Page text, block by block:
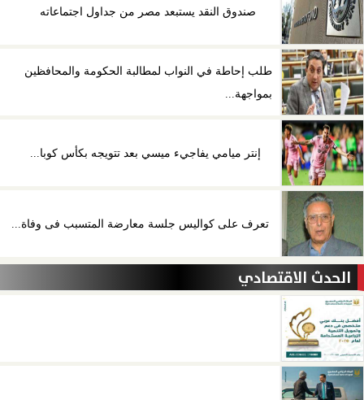
صندوق النقد يستبعد مصر من جداول اجتماعاته
طلب إحاطة في النواب لمطالبة الحكومة والمحافظين
بمواجهة...
إنتر ميامي يفاجيء ميسي بعد تتويجه بكأس كوبا...
تعرف على كواليس جلسة معارضة المتسبب فى وفاة...
الحدث الاقتصادي